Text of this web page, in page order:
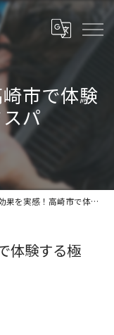
市で体験
パ
実感！高崎市で体験する極上ヘッドスパ
体験する極